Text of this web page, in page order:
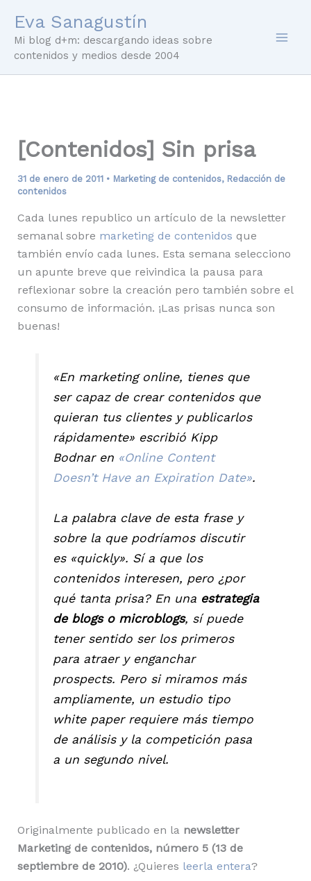
contenido
Eva Sanagustín
Mi blog d+m: descargando ideas sobre
contenidos y medios desde 2004
[Contenidos] Sin prisa
31 de enero de 2011 • Marketing de contenidos, Redacción de
contenidos
Cada lunes republico un artículo de la newsletter
semanal sobre marketing de contenidos que
también envío cada lunes. Esta semana selecciono
un apunte breve que reivindica la pausa para
reflexionar sobre la creación pero también sobre el
consumo de información. ¡Las prisas nunca son
buenas!
«En marketing online, tienes que
ser capaz de crear contenidos que
quieran tus clientes y publicarlos
rápidamente» escribió Kipp
Bodnar en «Online Content
Doesn’t Have an Expiration Date».
La palabra clave de esta frase y
sobre la que podríamos discutir
es «quickly». Sí a que los
contenidos interesen, pero ¿por
qué tanta prisa? En una estrategia
de blogs o microblogs, sí puede
tener sentido ser los primeros
para atraer y enganchar
prospects. Pero si miramos más
ampliamente, un estudio tipo
white paper requiere más tiempo
de análisis y la competición pasa
a un segundo nivel.
Originalmente publicado en la newsletter
Marketing de contenidos, número 5 (13 de
septiembre de 2010). ¿Quieres leerla entera?